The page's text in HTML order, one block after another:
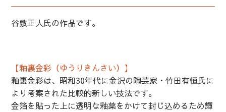
谷敷正人氏の作品です。
【釉裏金彩（ゆうりきんさい）】
釉裏金彩は、昭和30年代に金沢の陶芸家・竹田有恒氏に
より考案された比較的新しい技法です。
金箔を貼った上に透明な釉薬をかけて封じ込めるため輝